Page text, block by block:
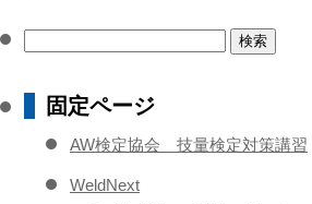
固定ページ
AW検定協会 技量検定対策講習
WeldNext